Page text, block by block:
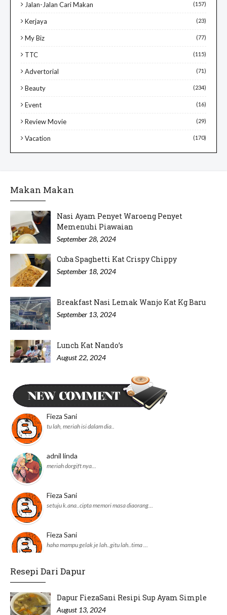
Jalan-Jalan Cari Makan (157)
Kerjaya (23)
My Biz (77)
TTC (115)
Advertorial (71)
Beauty (234)
Event (16)
Review Movie (29)
Vacation (170)
Makan Makan
Nasi Ayam Penyet Waroeng Penyet
Memenuhi Piawaian
September 28, 2024
Cuba Spaghetti Kat Crispy Chippy
September 18, 2024
Breakfast Nasi Lemak Wanjo Kat Kg Baru
September 13, 2024
Lunch Kat Nando’s
August 22, 2024
Minum Petang di Nyonya Cendol IOI
Puchong
Fieza Sani
tu lah, meriah isi dalam dia..
adnil linda
meriah dorgift nya...
Fieza Sani
setuju k.ana..cipta memori masa diaorang…
Fieza Sani
haha mampu gelak je lah..gitu lah..tima …
adnil linda
Resepi Dari Dapur
Dapur FiezaSani Resipi Sup Ayam Simple
August 13, 2024